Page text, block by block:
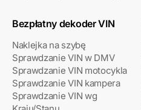
Bezpłatny dekoder VIN
Naklejka na szybę
Sprawdzanie VIN w DMV
Sprawdzanie VIN motocykla
Sprawdzanie VIN kampera
Sprawdzanie VIN wg